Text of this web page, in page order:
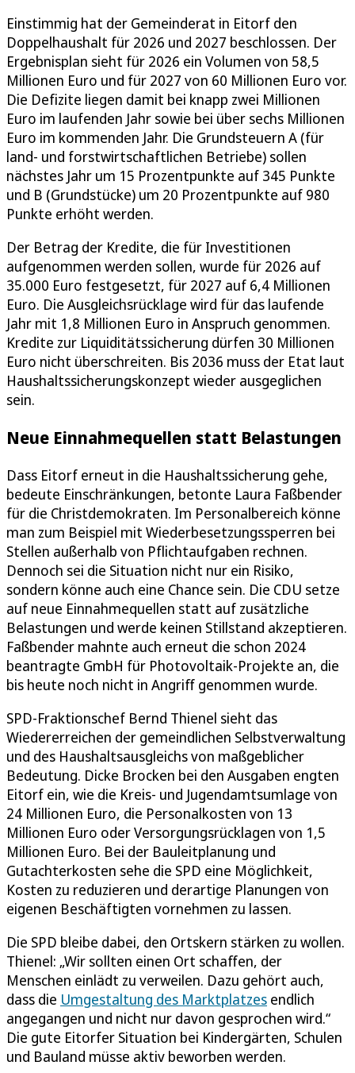
Einstimmig hat der Gemeinderat in Eitorf den
Doppelhaushalt für 2026 und 2027 beschlossen. Der
Ergebnisplan sieht für 2026 ein Volumen von 58,5
Millionen Euro und für 2027 von 60 Millionen Euro vor.
Die Defizite liegen damit bei knapp zwei Millionen
Euro im laufenden Jahr sowie bei über sechs Millionen
Euro im kommenden Jahr. Die Grundsteuern A (für
land- und forstwirtschaftlichen Betriebe) sollen
nächstes Jahr um 15 Prozentpunkte auf 345 Punkte
und B (Grundstücke) um 20 Prozentpunkte auf 980
Punkte erhöht werden.
Der Betrag der Kredite, die für Investitionen
aufgenommen werden sollen, wurde für 2026 auf
35.000 Euro festgesetzt, für 2027 auf 6,4 Millionen
Euro. Die Ausgleichsrücklage wird für das laufende
Jahr mit 1,8 Millionen Euro in Anspruch genommen.
Kredite zur Liquiditätssicherung dürfen 30 Millionen
Euro nicht überschreiten. Bis 2036 muss der Etat laut
Haushaltssicherungskonzept wieder ausgeglichen
sein.
Neue Einnahmequellen statt Belastungen
Dass Eitorf erneut in die Haushaltssicherung gehe,
bedeute Einschränkungen, betonte Laura Faßbender
für die Christdemokraten. Im Personalbereich könne
man zum Beispiel mit Wiederbesetzungssperren bei
Stellen außerhalb von Pflichtaufgaben rechnen.
Dennoch sei die Situation nicht nur ein Risiko,
sondern könne auch eine Chance sein. Die CDU setze
auf neue Einnahmequellen statt auf zusätzliche
Belastungen und werde keinen Stillstand akzeptieren.
Faßbender mahnte auch erneut die schon 2024
beantragte GmbH für Photovoltaik-Projekte an, die
bis heute noch nicht in Angriff genommen wurde.
SPD-Fraktionschef Bernd Thienel sieht das
Wiedererreichen der gemeindlichen Selbstverwaltung
und des Haushaltsausgleichs von maßgeblicher
Bedeutung. Dicke Brocken bei den Ausgaben engten
Eitorf ein, wie die Kreis- und Jugendamtsumlage von
24 Millionen Euro, die Personalkosten von 13
Millionen Euro oder Versorgungsrücklagen von 1,5
Millionen Euro. Bei der Bauleitplanung und
Gutachterkosten sehe die SPD eine Möglichkeit,
Kosten zu reduzieren und derartige Planungen von
eigenen Beschäftigten vornehmen zu lassen.
Die SPD bleibe dabei, den Ortskern stärken zu wollen.
Thienel: „Wir sollten einen Ort schaffen, der
Menschen einlädt zu verweilen. Dazu gehört auch,
dass die Umgestaltung des Marktplatzes endlich
angegangen und nicht nur davon gesprochen wird.“
Die gute Eitorfer Situation bei Kindergärten, Schulen
und Bauland müsse aktiv beworben werden.